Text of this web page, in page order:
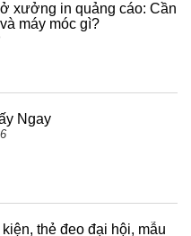
xưởng in quảng cáo: Cần
máy móc gì?
Ngay
thẻ đeo đại hội, mẫu